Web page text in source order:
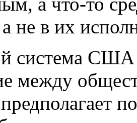
не в их
система США
между